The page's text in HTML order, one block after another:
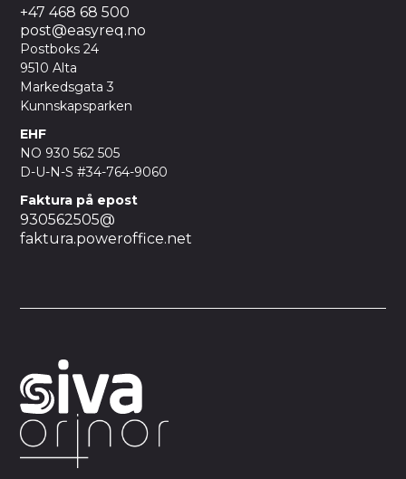
+47 468 68 500
post@easyreq.no
Postboks 24
9510 Alta
Markedsgata 3
Kunnskapsparken
EHF
NO 930 562 505
D-U-N-S #34-764-9060
Faktura på epost
930562505@
faktura.poweroffice.net